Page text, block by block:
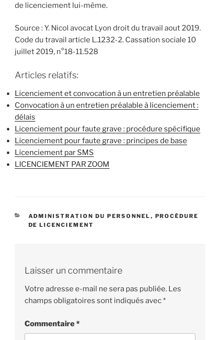
de licenciement lui-même.
Source : Y. Nicol avocat Lyon droit du travail aout 2019.
Code du travail article L.1232-2. Cassation sociale 10
juillet 2019, n°18-11.528
Articles relatifs:
Licenciement et convocation à un entretien préalable
Convocation à un entretien préalable à licenciement :
délais
Licenciement pour faute grave : procédure spécifique
Licenciement pour faute grave : principes de base
Licenciement par SMS
LICENCIEMENT PAR ZOOM
CATÉGORIES
ADMINISTRATION DU PERSONNEL , PROCÉDURE
DE LICENCIEMENT
Laisser un commentaire
Votre adresse e-mail ne sera pas publiée. Les
champs obligatoires sont indiqués avec*
Commentaire*